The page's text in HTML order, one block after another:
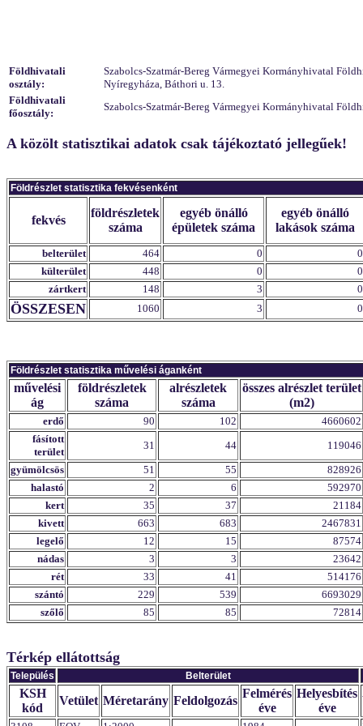
Földhivatali
osztály:
Szabolcs-Szatmár-Bereg Vármegyei Kormányhivatal
Nyíregyháza, Báthori u. 13.
Földhivatali
főosztály:
Szabolcs-Szatmár-Bereg Vármegyei Kormányhivatal
A közölt statisztikai adatok csak tájékoztató jellegűek!
Földrészlet statisztika fekvésenként
fekvés
földrészletek
száma
egyéb önálló
épületek száma
egyéb önálló
lakások száma
belterület 464 0
0
külterület
448 0
0
zártkert
148 3 0
ÖSSZESEN 1060 3 0
Földrészlet statisztika művelési áganként
művelési
ág
földrészletek
száma
alrészletek
száma
összes alrészlet terület
(m2)
erdő 90 102
4660602
fásított
terület
31 44
119046
gyümölcsös
51 55
828926
halastó
2 6
592970
kert
35 37
21184
kivett
663 683
2467831
legelő
12 15
87574
nádas
3 3
23642
rét
33 41
514176
szántó
229 539
6693029
szőlő
85 85 72814
Térkép ellátottság
Település Belterület
KSH
kód
Vetület Méretarány Feldolgozás
Felmérés
éve
Helyesbítés
éve